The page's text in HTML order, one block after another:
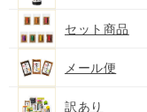
セット商品
メール便
訳あり